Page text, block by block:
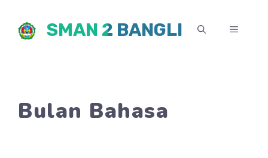
SMAN 2 BANGLI MENU
Bulan Bahasa